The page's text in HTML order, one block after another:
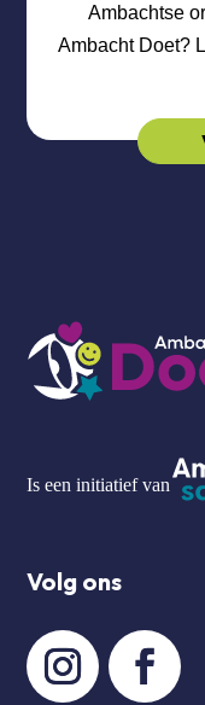
Ambachtse
Ambacht Doet?
Is een initiatief van
Volg ons